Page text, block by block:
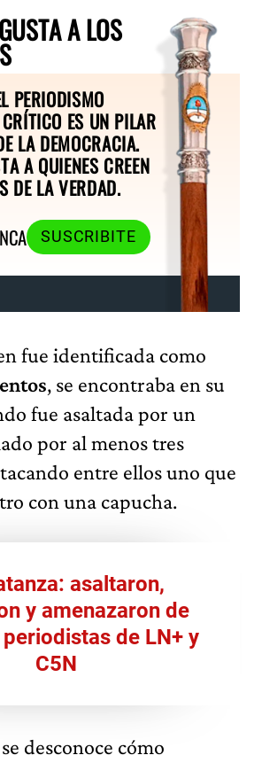
A LOS
PERIODISMO
ES UN PILAR
LA DEMOCRACIA.
A QUIENES CREEN
DE LA VERDAD.
SUSCRIBITE
fue identificada como
, se encontraba en su
fue asaltada por un
por al menos tres
entre ellos uno que
con una capucha.
asaltaron,
y amenazaron de
de LN+ y
C5N
desconoce cómo